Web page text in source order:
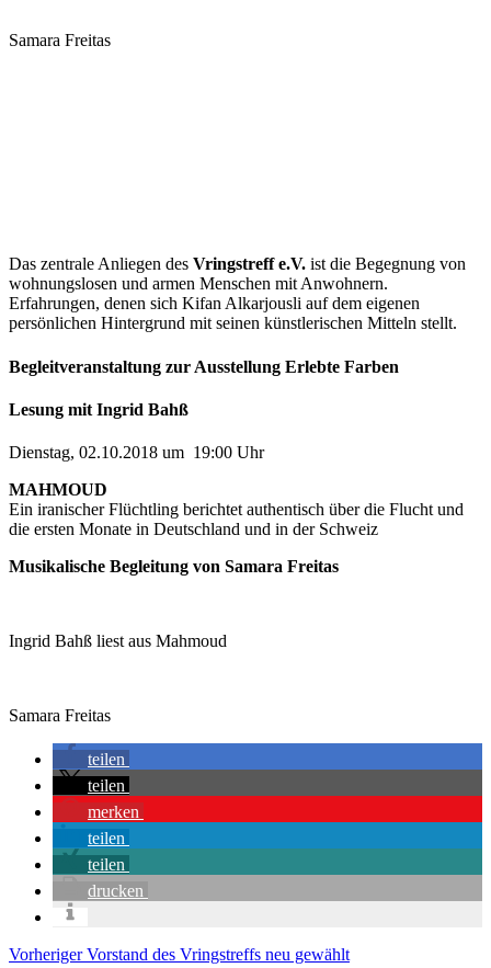
Samara Freitas
Das zentrale Anliegen des Vringstreff e.V. ist die Begegnung von
wohnungslosen und armen Menschen mit Anwohnern.
Erfahrungen, denen sich Kifan Alkarjousli auf dem eigenen
persönlichen Hintergrund mit seinen künstlerischen Mitteln stellt.
Begleitveranstaltung zur Ausstellung Erlebte Farben
Lesung mit Ingrid Bahß
Dienstag, 02.10.2018 um 19:00 Uhr
MAHMOUD
Ein iranischer Flüchtling berichtet authentisch über die Flucht und
die ersten Monate in Deutschland und in der Schweiz
Musikalische Begleitung von Samara Freitas
Ingrid Bahß liest aus Mahmoud
Samara Freitas
teilen
teilen
merken
teilen
teilen
drucken
Beitragsnavigation
VorherigerVorstand des Vringstreffs neu gewähltVorheriger